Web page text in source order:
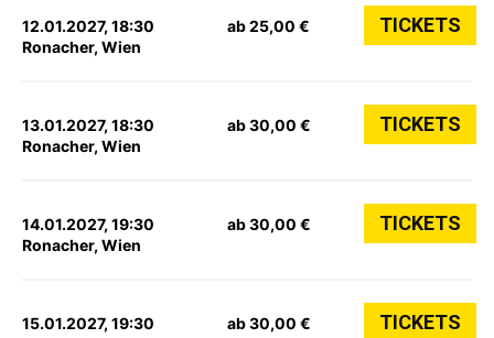
12.01.2027, 18:30
Ronacher, Wien
ab 25,00 € TICKETS
13.01.2027, 18:30
Ronacher, Wien
ab 30,00 € TICKETS
14.01.2027, 19:30
Ronacher, Wien
ab 30,00 € TICKETS
15.01.2027, 19:30
ab 30,00 € TICKETS